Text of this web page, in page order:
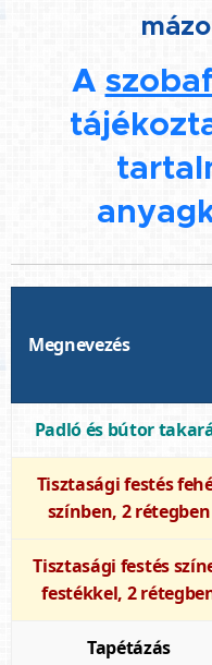
A
Megnevezés
Padló és bútor
Tisztasági festés
színben, 2 rétegben
Tisztasági festés
festékkel, 2
Tapétázás